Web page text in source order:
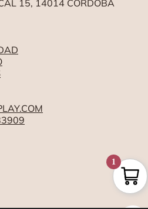
15, 14014 CÓRDOBA
1